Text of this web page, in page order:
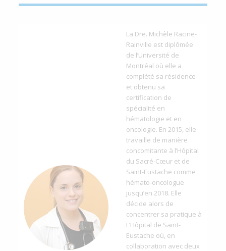
La Dre. Michèle Racine-
Rainville est diplômée
de l’Université de
Montréal où elle a
complété sa résidence
et obtenu sa
certification de
spécialité en
hématologie et en
oncologie. En 2015, elle
travaille de manière
concomitante à l’Hôpital
du Sacré-Cœur et de
Saint-Eustache comme
hémato-oncologue
jusqu’en 2018. Elle
décide alors de
concentrer sa pratique à
L’Hôpital de Saint-
Eustache où, en
collaboration avec deux